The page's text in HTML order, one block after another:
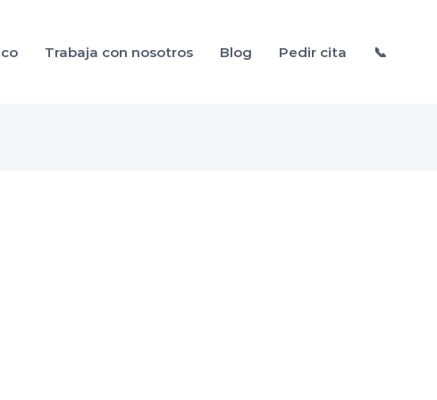
Trabaja con nosotros Blog Pedir cita 📞